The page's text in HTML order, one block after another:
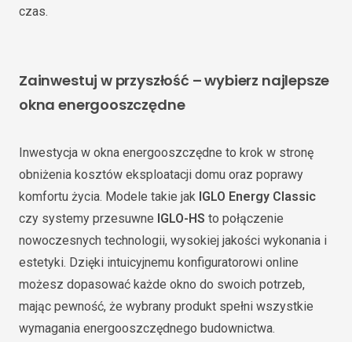
czas.
Zainwestuj w przyszłość – wybierz najlepsze
okna energooszczędne
Inwestycja w okna energooszczędne to krok w stronę
obniżenia kosztów eksploatacji domu oraz poprawy
komfortu życia. Modele takie jak IGLO Energy Classic
czy systemy przesuwne IGLO-HS to połączenie
nowoczesnych technologii, wysokiej jakości wykonania i
estetyki. Dzięki intuicyjnemu konfiguratorowi online
możesz dopasować każde okno do swoich potrzeb,
mając pewność, że wybrany produkt spełni wszystkie
wymagania energooszczędnego budownictwa.